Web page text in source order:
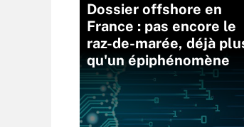
Dossier offshore en
France : pas encore le
raz-de-marée, déjà
qu'un épiphénomène